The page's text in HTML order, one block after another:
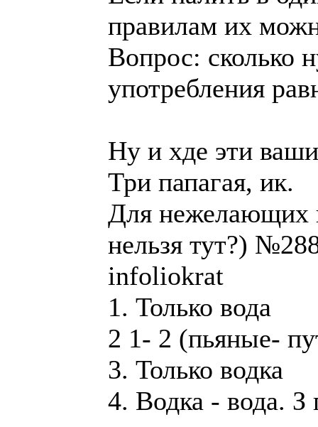
правилам их
Вопрос: сколько
употребления
Ну и хде эти
Три папагая, ик.
Для нежелающих
нельзя тут?)
infoliokrat
1. Только вода
2 1- 2 (пьяные-
3. Только водка
4. Водка - вода. З